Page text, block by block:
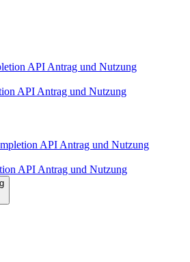
API Antrag und Nutzung
API Antrag und Nutzung
API Antrag und Nutzung
API Antrag und Nutzung